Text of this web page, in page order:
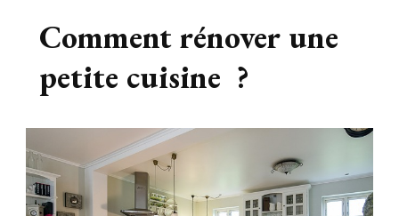
Comment rénover une
petite cuisine ?